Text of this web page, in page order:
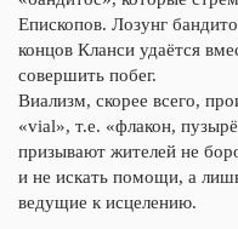
Епископов. Лозунг
концов Кланси удаётся
совершить побег.
Виализм, скорее всего,
«vial», т.е. «флакон,
призывают жителей не
и не искать помощи, а
ведущие к исцелению.